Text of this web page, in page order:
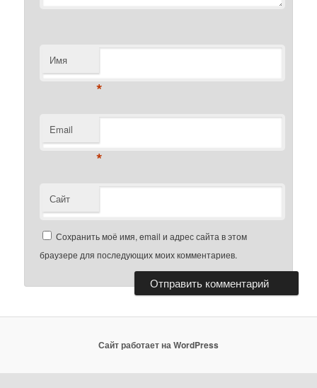
Имя
*
Email
*
Сайт
Сохранить моё имя, email и адрес сайта в этом
браузере для последующих моих комментариев.
Сайт работает на WordPress